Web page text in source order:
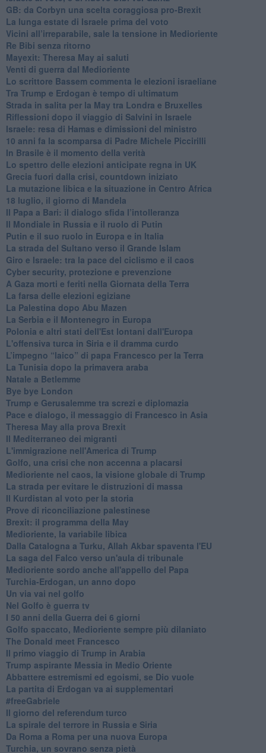
GB: da Corbyn una scelta coraggiosa pro-Brexit
La lunga estate di Israele prima del voto
Vicini all’irreparabile, sale la tensione in Medioriente
Re Bibi senza ritorno
Mayexit: Theresa May ai saluti
Venti di guerra dal Medioriente
Lo scrittore Bassem commenta le elezioni israeliane
Tra Trump e Erdogan è tempo di ultimatum
Strada in salita per la May tra Londra e Bruxelles
Riflessioni dopo il viaggio di Salvini in Israele
Israele: resa di Hamas e dimissioni del ministro
10 anni fa la scomparsa di Padre Michele Piccirilli
In Brasile è il momento della verità
Lo spettro delle elezioni anticipate regna in UK
Grecia fuori dalla crisi, countdown iniziato
La mutazione libica e la situazione in Centro Africa
18 luglio, il giorno di Mandela
Il Papa a Bari: il dialogo sfida l’intolleranza
Il Mondiale in Russia e il ruolo di Putin
Putin e il suo ruolo in Europa e in Italia
La strada del Sultano verso il Grande Islam
Giro e Israele: tra la pace del ciclismo e il caos
Cyber security, protezione e prevenzione
A Gaza morti e feriti nella Giornata della Terra
La farsa delle elezioni egiziane
La Palestina dopo Abu Mazen
La Serbia e il Montenegro in Europa
Polonia e altri stati dell'Est lontani dall'Europa
L'offensiva turca in Siria e il dramma curdo
L’impegno “laico” di papa Francesco per la Terra
La Tunisia dopo la primavera araba
Natale a Betlemme
Bye bye London
Trump e Gerusalemme tra screzi e diplomazia
Pace e dialogo, il messaggio di Francesco in Asia
Theresa May alla prova Brexit
Il Mediterraneo dei migranti
L'immigrazione nell'America di Trump
Golfo, una crisi che non accenna a placarsi
Medioriente nel caos, la visione globale di Trump
La strada per evitare le distruzioni di massa
Il Kurdistan al voto per la storia
Prove di riconciliazione palestinese
Brexit: il programma della May
Medioriente, la variabile libica
Dalla Catalogna a Turku, Allah Akbar spaventa l'EU
La saga del Falco verso un'aula di tribunale
Medioriente sordo anche all'appello del Papa
Turchia-Erdogan, un anno dopo
Un via vai nel golfo
Nel Golfo è guerra tv
I 50 anni della Guerra dei 6 giorni
Golfo spaccato, Medioriente sempre più dilaniato
The Donald meet Francesco
Il primo viaggio di Trump in Arabia
Trump aspirante Messia in Medio Oriente
Abbattere estremismi ed egoismi, se Dio vuole
La partita di Erdogan va ai supplementari
#freeGabriele
Il giorno del referendum turco
La spirale del terrore in Russia e Siria
Da Roma a Roma per una nuova Europa
Turchia, un sovrano senza pietà